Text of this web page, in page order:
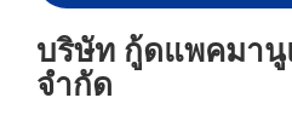
บริษัท กู้ดแพคมานู
จำกัด